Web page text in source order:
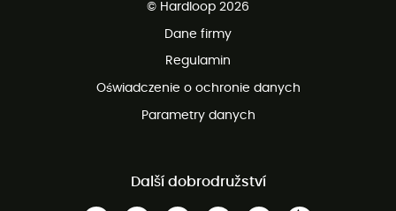
© Hardloop 2026
Dane firmy
Regulamin
Oświadczenie o ochronie danych
Parametry danych
Další dobrodružství